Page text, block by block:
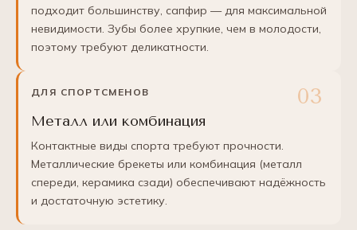
подходит большинству, сапфир — для максимальной
невидимости. Зубы более хрупкие, чем в молодости,
поэтому требуют деликатности.
ДЛЯ СПОРТСМЕНОВ
Металл или комбинация
Контактные виды спорта требуют прочности.
Металлические брекеты или комбинация (металл
спереди, керамика сзади) обеспечивают надёжность
и достаточную эстетику.